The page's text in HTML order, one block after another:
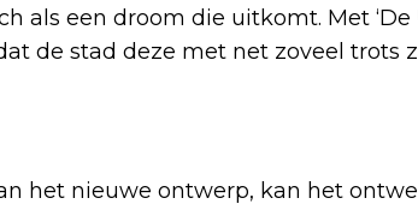
als een droom die uitkomt. Met ‘De
de stad deze met net zoveel trots
het nieuwe ontwerp, kan het